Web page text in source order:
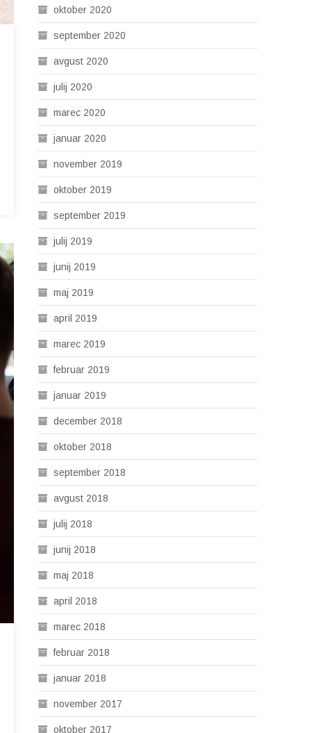
oktober 2020
september 2020
avgust 2020
julij 2020
marec 2020
januar 2020
november 2019
oktober 2019
september 2019
julij 2019
junij 2019
maj 2019
april 2019
marec 2019
februar 2019
januar 2019
december 2018
oktober 2018
september 2018
avgust 2018
julij 2018
junij 2018
maj 2018
april 2018
marec 2018
februar 2018
januar 2018
november 2017
oktober 2017